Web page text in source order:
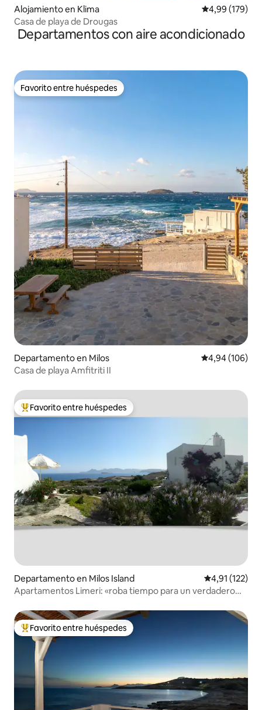
Alojamiento en Klima Calificación
4,99 (179)
Casa de playa de Drougas
Departamentos con aire acondicionado
Favorito entre huéspedes
Favorito entre huéspedes
Departamento en Milos Calificación
4,94 (106)
Casa de playa Amfitriti II
Favorito entre los huéspedes más destacados
Favorito entre huéspedes
Departamento en Milos Island Calificación
4,91 (122)
Apartamentos Limeri: «roba tiempo para un verdadero
Favorito entre los huéspedes más destacados
Favorito entre huéspedes